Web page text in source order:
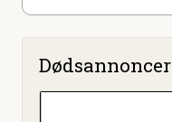
Dødsannoncer